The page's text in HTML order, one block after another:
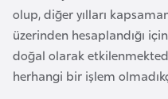
olup, diğer yılları
üzerinden hesaplandığı
doğal olarak
herhangi bir işlem
n
B